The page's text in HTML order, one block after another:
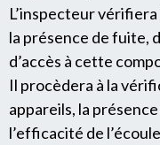
L’inspecteur vérifiera
la présence de fuite,
d’accès à cette
Il procèdera à la
appareils, la
l’efficacité de